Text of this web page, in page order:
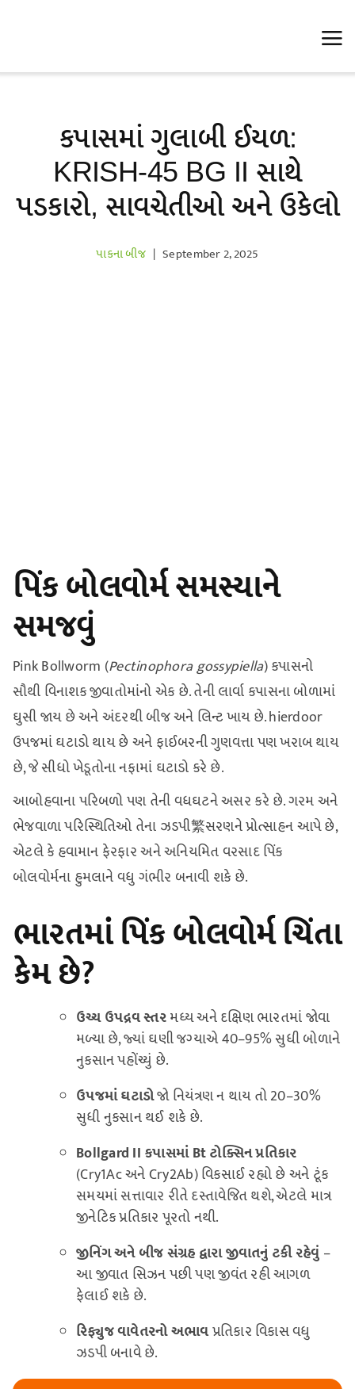
કપાસમાં ગુલાબી ઈયળ:
KRISH-45 BG II સાથે
પડકારો, સાવચેતીઓ અને ઉકેલો
પાકના બીજ | September 2, 2025
પિંક બોલવોર્મ સમસ્યાને
સમજવું
Pink Bollworm (Pectinophora gossypiella) કપાસનો
સૌથી વિનાશક જીવાતોમાંનો એક છે. તેની લાર્વા કપાસના બોળામાં
ઘુસી જાય છે અને અંદરથી બીજ અને લિન્ટ ખાય છે. hierdoor
ઉપજમાં ઘટાડો થાય છે અને ફાઈબરની ગુણવત્તા પણ ખરાબ થાય
છે, જે સીધો ખેડૂતોના નફામાં ઘટાડો કરે છે.
આબોહવાના પરિબળો પણ તેની વધઘટને અસર કરે છે. ગરમ અને
ભેજવાળા પરિસ્થિતિઓ તેના ઝડપી繁સરણને પ્રોત્સાહન આપે છે,
એટલે કે હવામાન ફેરફાર અને અનિયમિત વરસાદ પિંક
બોલવોર્મના હુમલાને વધુ ગંભીર બનાવી શકે છે.
ભારતમાં પિંક બોલવોર્મ ચિંતા
કેમ છે?
ઉચ્ચ ઉપદ્રવ સ્તરમધ્ય અને દક્ષિણ ભારતમાં જોવા
મળ્યા છે, જ્યાં ઘણી જગ્યાએ 40–95% સુધી બોળાને
નુકસાન પહોંચ્યું છે.
ઉપજમાં ઘટાડોજો નિયંત્રણ ન થાય તો 20–30%
સુધી નુકસાન થઈ શકે છે.
Bollgard II કપાસમાં Bt ટોક્સિન પ્રતિકાર
(Cry1Ac અને Cry2Ab) વિકસાઈ રહ્યો છે અને ટૂંક
સમયમાં સત્તાવાર રીતે દસ્તાવેજિત થશે, એટલે માત્ર
જીનેટિક પ્રતિકાર પૂરતો નથી.
જીનિંગ અને બીજ સંગ્રહ દ્વારા જીવાતનું ટકી રહેવું –
આ જીવાત સિઝન પછી પણ જીવંત રહી આગળ
ફેલાઈ શકે છે.
રિફ્યુજ વાવેતરનો અભાવપ્રતિકાર વિકાસ વધુ
ઝડપી બનાવે છે.